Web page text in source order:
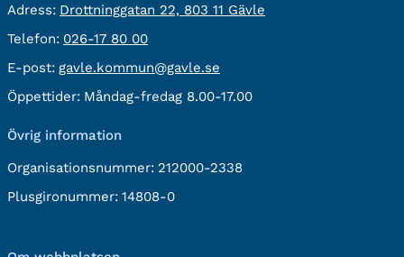
Adress: besöksadress:
Drottninggatan 22, 803 11 Gävle
Telefon: Telefon:
026-17 80 00
E-post: E-
post:
gavle.kommun@gavle.se
Öppettider: Måndag-fredag 8.00-17.00
Övrig information
Organisationsnummer: 212000-2338
Plusgironummer: 14808-0